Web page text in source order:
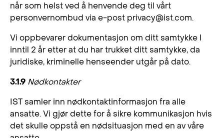
når som helst ved å henvende deg til vårt
personvernombud via e-post privacy@ist.com.
Vi oppbevarer dokumentasjon om ditt samtykke I
inntil 2 år etter at du har trukket ditt samtykke, da
juridiske, kriminelle henseender utgår på dato.
3.1.9 Nødkontakter
IST samler inn nødkontaktinformasjon fra alle
ansatte. Vi gjør dette for å sikre kommunikasjon hvis
det skulle oppstå en nødsituasjon med en av våre